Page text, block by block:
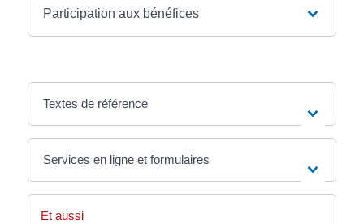
Participation aux bénéfices
Textes de référence
Services en ligne et formulaires
Et aussi